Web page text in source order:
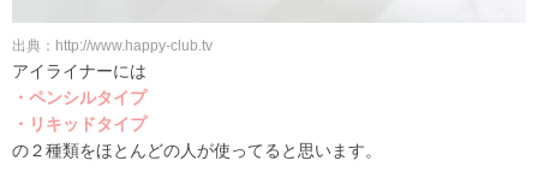
出典：http://www.happy-club.tv
アイライナーには
・ペンシルタイプ
・リキッドタイプ
の２種類をほとんどの人が使ってると思います。